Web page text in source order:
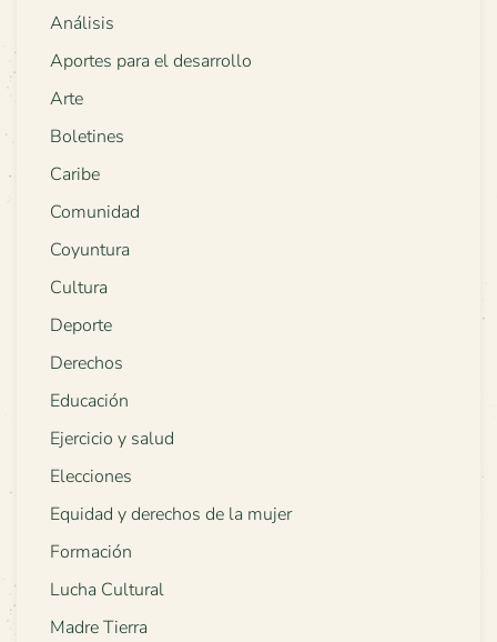
Análisis
Aportes para el desarrollo
Arte
Boletines
Caribe
Comunidad
Coyuntura
Cultura
Deporte
Derechos
Educación
Ejercicio y salud
Elecciones
Equidad y derechos de la mujer
Formación
Lucha Cultural
Madre Tierra